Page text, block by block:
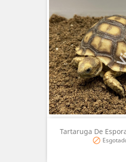
Tartaruga De
